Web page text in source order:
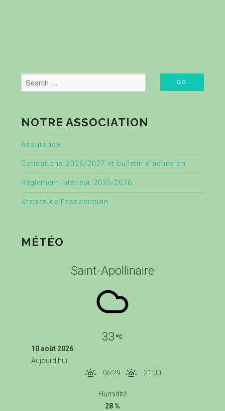
NOTRE ASSOCIATION
Assurance
Cotisations 2026/2027 et bulletin d’adhésion
Règlement intérieur 2025-2026
Statuts de l’association
MÉTÉO
Saint-Apollinaire
33
10 août 2026
Aujourd'hui
06:29 - 21:00
Humidité
28 %